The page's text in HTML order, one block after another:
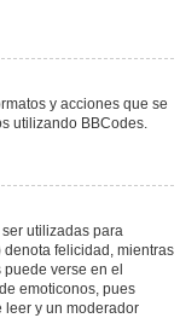
y acciones que se
utilizando BBCodes.
utilizadas para
felicidad, mientras
verse en el
emoticonos, pues
leer y un moderador